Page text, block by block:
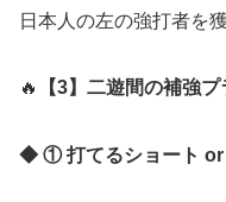
日本人の左の強打者を
🔥 【3】二遊間の補強
◆ ① 打てるショート or